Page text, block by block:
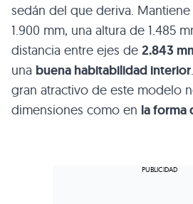
sedán del que deriva.
1.900 mm, una altura de 1.485
distancia entre ejes de 2.843
una buena habitabilidad interior
gran atractivo de este modelo
dimensiones como en la forma